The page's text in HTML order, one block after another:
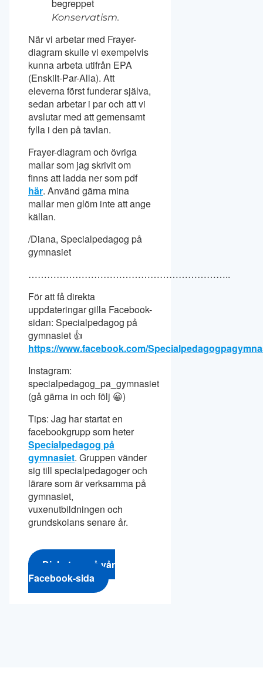
begreppet
Konservatism.
När vi arbetar med Frayer-
diagram skulle vi exempelvis
kunna arbeta utifrån EPA
(Enskilt-Par-Alla). Att
eleverna först funderar själva,
sedan arbetar i par och att vi
avslutar med att gemensamt
fylla i den på tavlan.
Frayer-diagram och övriga
mallar som jag skrivit om
finns att ladda ner som pdf
här. Använd gärna mina
mallar men glöm inte att ange
källan.
/Diana, Specialpedagog på
gymnasiet
………………………………………………………..
För att få direkta
uppdateringar gilla Facebook-
sidan: Specialpedagog på
gymnasiet 👍
https://www.facebook.com/
Instagram:
specialpedagog_pa_gymnasiet
(gå gärna in och följ 😀)
Tips: Jag har startat en
facebookgrupp som heter
Specialpedagog på
gymnasiet. Gruppen vänder
sig till specialpedagoger och
lärare som är verksamma på
gymnasiet,
vuxenutbildningen och
grundskolans senare år.
Diskutera på vår
Facebook-sida